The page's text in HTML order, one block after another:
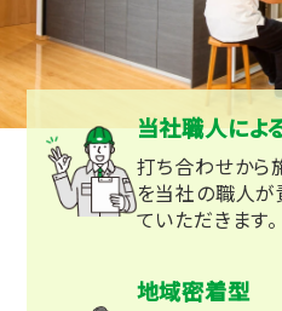
当社職人によ
打ち合わせから
を当社の職人が
ていただきます。
地域密着型